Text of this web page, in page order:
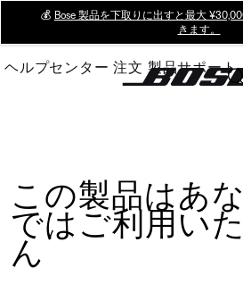
Main
💰 Bose 製品を下取りに出すと最大
きます。
ヘルプセンター 注文 製品サポート
この製品はあ
ではご利用い
ん